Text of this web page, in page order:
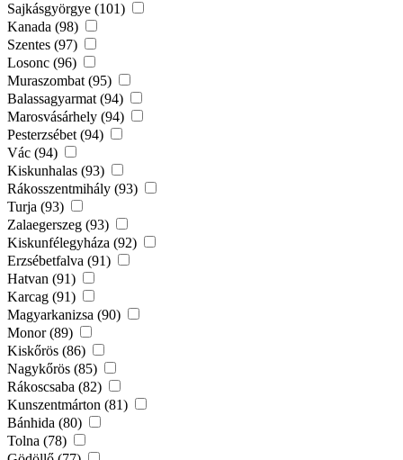
Sajkásgyörgye (101)
Kanada (98)
Szentes (97)
Losonc (96)
Muraszombat (95)
Balassagyarmat (94)
Marosvásárhely (94)
Pesterzsébet (94)
Vác (94)
Kiskunhalas (93)
Rákosszentmihály (93)
Turja (93)
Zalaegerszeg (93)
Kiskunfélegyháza (92)
Erzsébetfalva (91)
Hatvan (91)
Karcag (91)
Magyarkanizsa (90)
Monor (89)
Kiskőrös (86)
Nagykőrös (85)
Rákoscsaba (82)
Kunszentmárton (81)
Bánhida (80)
Tolna (78)